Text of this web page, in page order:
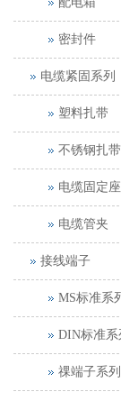
密封件
电缆紧固系列
塑料扎带
不锈钢扎带
电缆固定座
电缆管夹
接线端子
MS标准系
DIN标准系
祼端子系列